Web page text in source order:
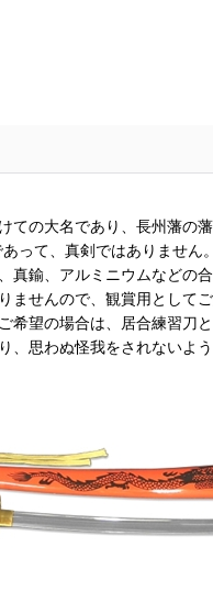
ての大名であり、長州藩の
って、真剣ではありません。
真鍮、アルミニウムなどの
ませんので、観賞用としてご
希望の場合は、居合練習刀
、思わぬ怪我をされないよ